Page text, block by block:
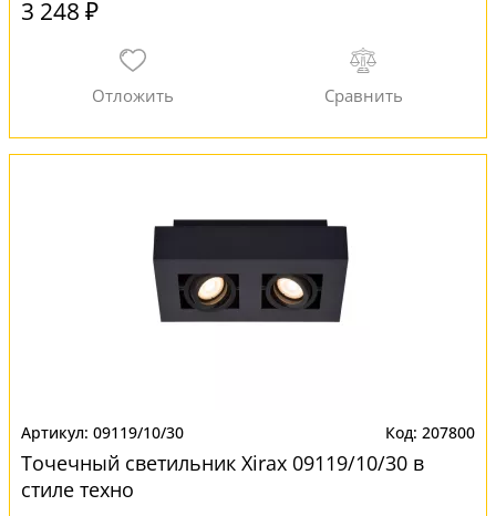
3 248 ₽
09119/10/30 207800
Точечный светильник Xirax 09119/10/30 в
стиле техно